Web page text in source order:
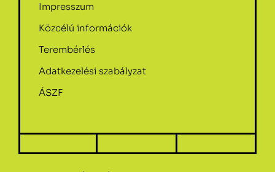
Impresszum
Közcélú információk
Terembérlés
Adatkezelési szabályzat
ÁSZF